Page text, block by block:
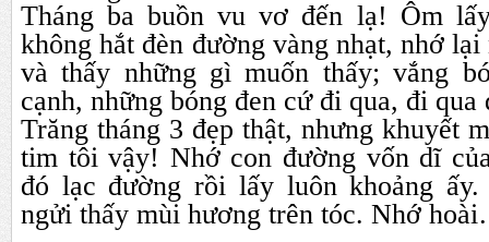
Tháng ba buồn vu vơ đến lạ! Ôm
không hắt đèn đường vàng nhạt, nhớ
và thấy những gì muốn thấy; vắng
cạnh, những bóng đen cứ đi qua, đi qua
Trăng tháng 3 đẹp thật, nhưng khuyết
tim tôi vậy! Nhớ con đường vốn dĩ
đó lạc đường rồi lấy luôn khoảng
ngửi thấy mùi hương trên tóc. Nhớ